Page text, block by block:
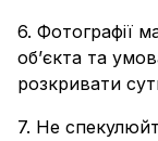
6. Фотографії
об’єкта та
розкривати
7. Не